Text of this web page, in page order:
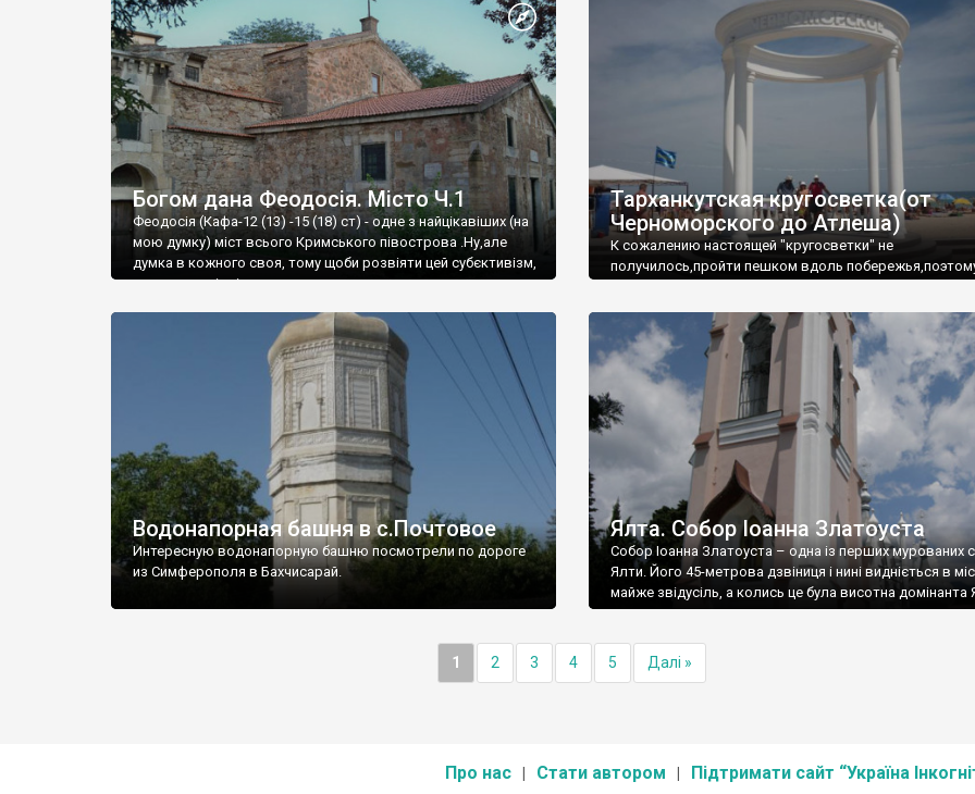
Богом дана Феодосія. Місто Ч.1
Феодосія (Кафа-12 (13) -15 (18) ст) - одне з найцікавіших (на
мою думку) міст всього Кримського півострова .Ну,але
думка в кожного своя, тому щоби розвіяти цей субєктивізм,
запрошую відвідати це
Тарханкутская кругосветка(от
Черноморского до Атлеша)
К сожалению настоящей "кругосветки" не
получилось,пройти пешком вдоль
Водонапорная башня в с.Почтовое
Интересную водонапорную башню посмотрели по дороге
из Симферополя в Бахчисарай.
Ялта. Собор Іоанна Златоуста
Собор Іоанна Златоуста – одна із перших мурованих
Ялти. Його 45-метрова дзвіниця і нині видніється в
майже звідусіль, а колись це була висотна домінанта
1 2 3 4 5 Далі »
Про нас Стати автором Підтримати сайт “Україна